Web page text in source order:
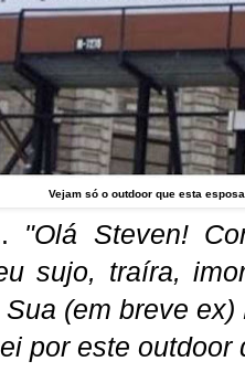
Vejam só o outdoor que esta
. "Olá Steven!
sujo, traíra,
(em breve
por este